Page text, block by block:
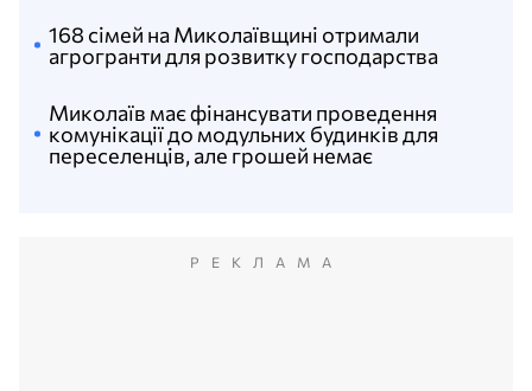
Миколаїв має фінансувати проведення
комунікації до модульних будинків для
переселенців, але грошей немає
168 сімей на Миколаївщині отримали
агрогранти для розвитку господарства
РЕКЛАМА